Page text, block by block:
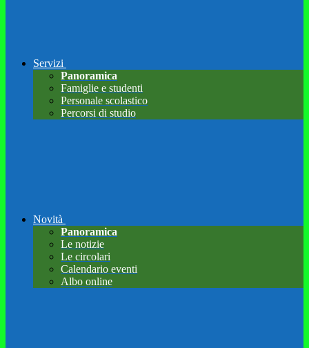
Servizi
Panoramica
Famiglie e studenti
Personale scolastico
Percorsi di studio
Novità
Panoramica
Le notizie
Le circolari
Calendario eventi
Albo online